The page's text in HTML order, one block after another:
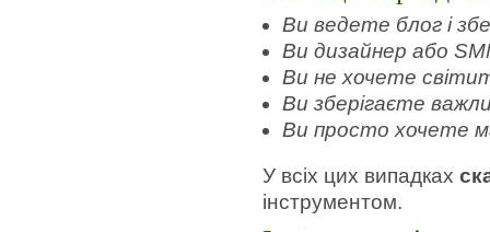
Ви ведете блог і
Ви дизайнер або
Ви не хочете
Ви зберігаєте
Ви просто хочете
У всіх цих випадках
інструментом.